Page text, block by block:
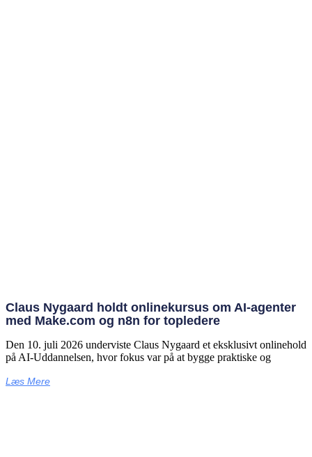
Claus Nygaard holdt onlinekursus om AI‑agenter
med Make.com og n8n for topledere
Den 10. juli 2026 underviste Claus Nygaard et eksklusivt onlinehold
på AI‑Uddannelsen, hvor fokus var på at bygge praktiske og
Læs Mere